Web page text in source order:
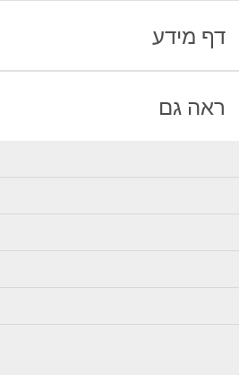
דף מידע
ראה גם